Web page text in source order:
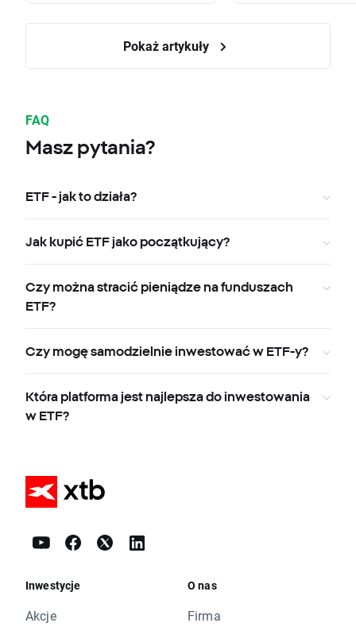
Pokaż artykuły
FAQ
Masz pytania?
ETF - jak to działa?
Jak kupić ETF jako początkujący?
Czy można stracić pieniądze na funduszach
ETF?
Czy mogę samodzielnie inwestować w ETF-y?
Która platforma jest najlepsza do inwestowania
w ETF?
Inwestycje
Akcje
O nas
Firma